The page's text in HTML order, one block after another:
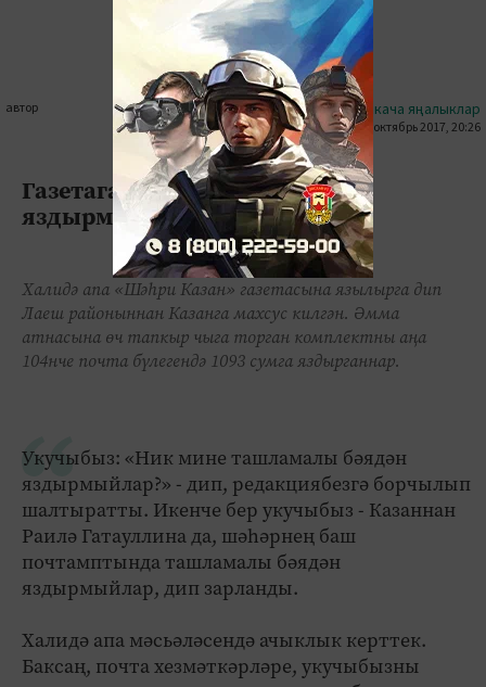
автор #кыскача яңалыклар
14 октябрь 2017, 20:26
1328
0 0
Газетага ташламалы бәядән
яздырмыйлар?!
Халидә апа «Шәһри Казан» газетасына язылырга дип
Лаеш районыннан Казанга махсус килгән. Әмма
атнасына өч тапкыр чыга торган комплектны аңа
104нче почта бүлегендә 1093 сумга яздырганнар.
Укучыбыз: «Ник мине ташламалы бәядән
яздырмыйлар?» - дип, редакциябезгә борчылып
шалтыратты. Икенче бер укучыбыз - Казаннан
Раилә Гатауллина да, шәһәрнең баш
почтамптында ташламалы бәядән
яздырмыйлар, дип зарланды.
Халидә апа мәсьәләсендә ачыклык керттек.
Баксаң, почта хезмәткәрләре, укучыбызны